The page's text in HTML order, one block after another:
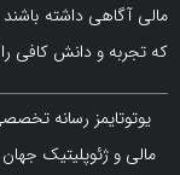
داشته باشند و قبل از
دانش کافی را دارند.
رسانه تخصصی
جهان شامل